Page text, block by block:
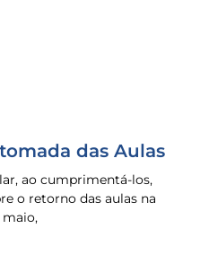
das Aulas
ao cumprimentá-los,
o retorno das aulas na
maio,